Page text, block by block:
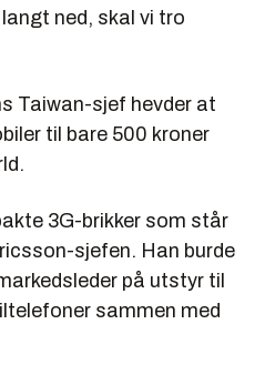
ned, skal vi tro
Taiwan-sjef hevder at
til bare 500 kroner
3G-brikker som står
sjefen. Han burde
på utstyr til
sammen med